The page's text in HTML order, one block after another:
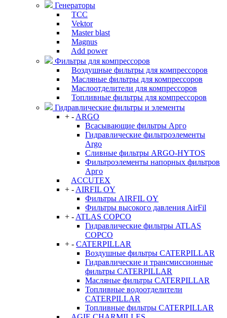
Генераторы
ТСС
Vektor
Master blast
Magnus
Add power
Фильтры для компрессоров
Воздушные фильтры для компрессоров
Масляные фильтры для компрессоров
Маслоотделители для компрессоров
Топливные фильтры для компрессоров
Гидравлические фильтры и элементы
+ - ARGO
Всасывающие фильтры Арго
Гидравлические фильтроэлементы
Argo
Сливные фильтры ARGO-HYTOS
Фильтроэлементы напорных фильтров
Арго
ACCUTEX
+ - AIRFIL OY
Фильтры AIRFIL OY
Фильтры высокого давления AirFil
+ - ATLAS COPCO
Гидравлические фильтры ATLAS
COPCO
+ - CATERPILLAR
Воздушные фильтры CATERPILLAR
Гидравлические и трансмиссионные
фильтры CATERPILLAR
Масляные фильтры CATERPILLAR
Топливные водоотделители
CATERPILLAR
Топливные фильтры CATERPILLAR